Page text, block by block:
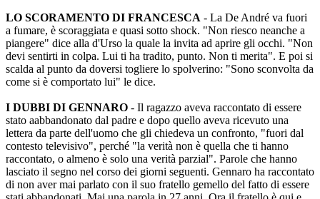
LO SCORAMENTO DI FRANCESCA - La De André va fuori
a fumare, è scoraggiata e quasi sotto shock. "Non riesco neanche a
piangere" dice alla d'Urso la quale la invita ad aprire gli occhi. "Non
devi sentirti in colpa. Lui ti ha tradito, punto. Non ti merita". E poi si
scalda al punto da doversi togliere lo spolverino: "Sono sconvolta da
come si è comportato lui" le dice.
I DUBBI DI GENNARO - Il ragazzo aveva raccontato di essere
stato aabbandonato dal padre e dopo quello aveva ricevuto una
lettera da parte dell'uomo che gli chiedeva un confronto, "fuori dal
contesto televisivo", perché "la verità non è quella che ti hanno
raccontato, o almeno è solo una verità parzial". Parole che hanno
lasciato il segno nel corso dei giorni seguenti. Gennaro ha raccontato
di non aver mai parlato con il suo fratello gemello del fatto di essere